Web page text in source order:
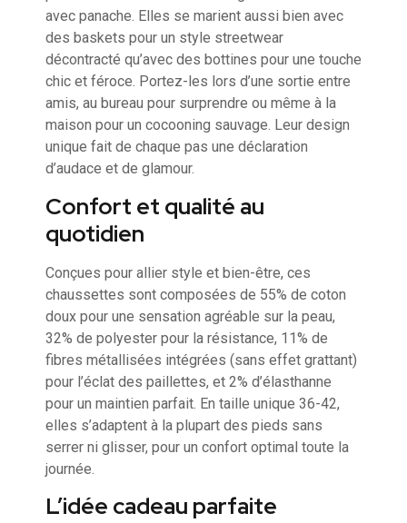
avec panache. Elles se marient aussi bien avec
des baskets pour un style streetwear
décontracté qu’avec des bottines pour une touche
chic et féroce. Portez-les lors d’une sortie entre
amis, au bureau pour surprendre ou même à la
maison pour un cocooning sauvage. Leur design
unique fait de chaque pas une déclaration
d’audace et de glamour.
Confort et qualité au
quotidien
Conçues pour allier style et bien-être, ces
chaussettes sont composées de 55% de coton
doux pour une sensation agréable sur la peau,
32% de polyester pour la résistance, 11% de
fibres métallisées intégrées (sans effet grattant)
pour l’éclat des paillettes, et 2% d’élasthanne
pour un maintien parfait. En taille unique 36-42,
elles s’adaptent à la plupart des pieds sans
serrer ni glisser, pour un confort optimal toute la
journée.
L’idée cadeau parfaite